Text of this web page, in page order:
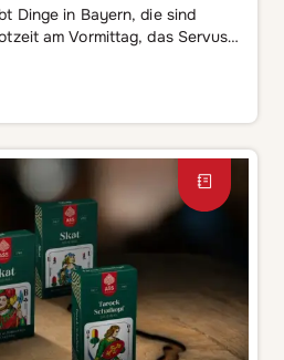
Dinge in Bayern, die sind
am Vormittag, das Servus
bayerischen Wirtshaus einmal
in die Hand nehmen und
Konzentration, […]